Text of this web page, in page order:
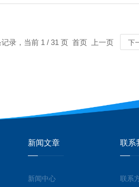
记录，当前 1 / 31 页 首页 上一页 下
新闻文章
新闻中心
联系
联系